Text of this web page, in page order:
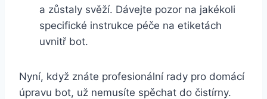
a zůstaly svěží. Dávejte ⁢pozor ‍na jakékoli⁢
specifické instrukce péče na ‍etiketách
uvnitř bot.
Nyní,⁣ když znáte⁣ profesionální rady pro domácí
úpravu bot, ‌už nemusíte spěchat do čistírny.